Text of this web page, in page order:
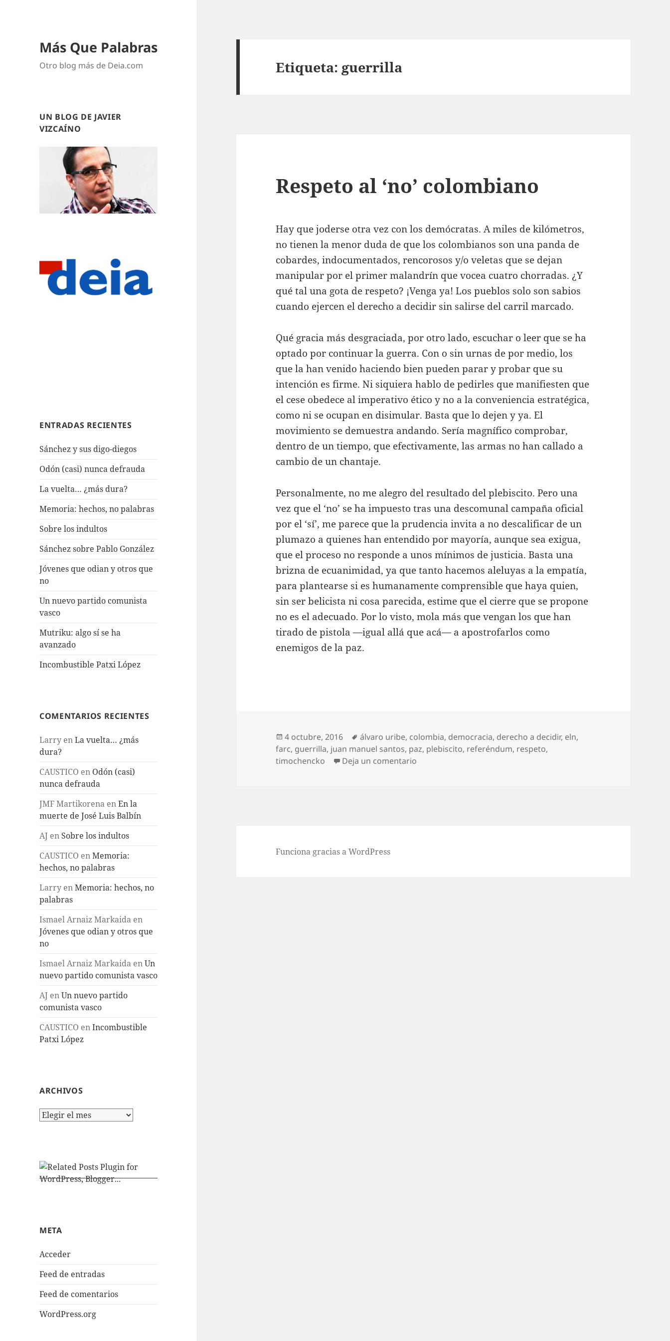
Más Que Palabras
Otro blog más de Deia.com
UN BLOG DE JAVIER
VIZCAÍNO
ENTRADAS RECIENTES
Sánchez y sus digo-diegos
Odón (casi) nunca defrauda
La vuelta… ¿más dura?
Memoria: hechos, no palabras
Sobre los indultos
Sánchez sobre Pablo González
Jóvenes que odian y otros que
no
Un nuevo partido comunista
vasco
Mutriku: algo sí se ha
avanzado
Incombustible Patxi López
COMENTARIOS RECIENTES
Larry enLa vuelta… ¿más
dura?
CAUSTICO en Odón (casi)
nunca defrauda
JMF Martikorena enEn la
muerte de José Luis Balbín
AJ en Sobre los indultos
CAUSTICO enMemoria:
hechos, no palabras
Larry enMemoria: hechos, no
palabras
Ismael Arnaiz Markaida en
Jóvenes que odian y otros que
no
Ismael Arnaiz Markaida enUn
nuevo partido comunista vasco
AJ enUn nuevo partido
comunista vasco
CAUSTICO enIncombustible
Patxi López
ARCHIVOS
Archivos
META
Acceder
Feed de entradas
Feed de comentarios
WordPress.org
Etiqueta: guerrilla
Respeto al ‘no’ colombiano
Hay que joderse otra vez con los demócratas. A miles de kilómetros,
no tienen la menor duda de que los colombianos son una panda de
cobardes, indocumentados, rencorosos y/o veletas que se dejan
manipular por el primer malandrín que vocea cuatro chorradas. ¿Y
qué tal una gota de respeto? ¡Venga ya! Los pueblos solo son sabios
cuando ejercen el derecho a decidir sin salirse del carril marcado.
Qué gracia más desgraciada, por otro lado, escuchar o leer que se ha
optado por continuar la guerra. Con o sin urnas de por medio, los
que la han venido haciendo bien pueden parar y probar que su
intención es firme. Ni siquiera hablo de pedirles que manifiesten que
el cese obedece al imperativo ético y no a la conveniencia estratégica,
como ni se ocupan en disimular. Basta que lo dejen y ya. El
movimiento se demuestra andando. Sería magnífico comprobar,
dentro de un tiempo, que efectivamente, las armas no han callado a
cambio de un chantaje.
Personalmente, no me alegro del resultado del plebiscito. Pero una
vez que el ‘no’ se ha impuesto tras una descomunal campaña oficial
por el ‘sí’, me parece que la prudencia invita a no descalificar de un
plumazo a quienes han entendido por mayoría, aunque sea exigua,
que el proceso no responde a unos mínimos de justicia. Basta una
brizna de ecuanimidad, ya que tanto hacemos aleluyas a la empatía,
para plantearse si es humanamente comprensible que haya quien,
sin ser belicista ni cosa parecida, estime que el cierre que se propone
no es el adecuado. Por lo visto, mola más que vengan los que han
tirado de pistola —igual allá que acá— a apostrofarlos como
enemigos de la paz.
Publicado
el
4 octubre, 2016 Etiquetas
álvaro uribe, colombia, democracia, derecho a decidir, eln,
farc, guerrilla, juan manuel santos, paz, plebiscito, referéndum, respeto,
timochencko
Deja un comentario
Funciona gracias a WordPress